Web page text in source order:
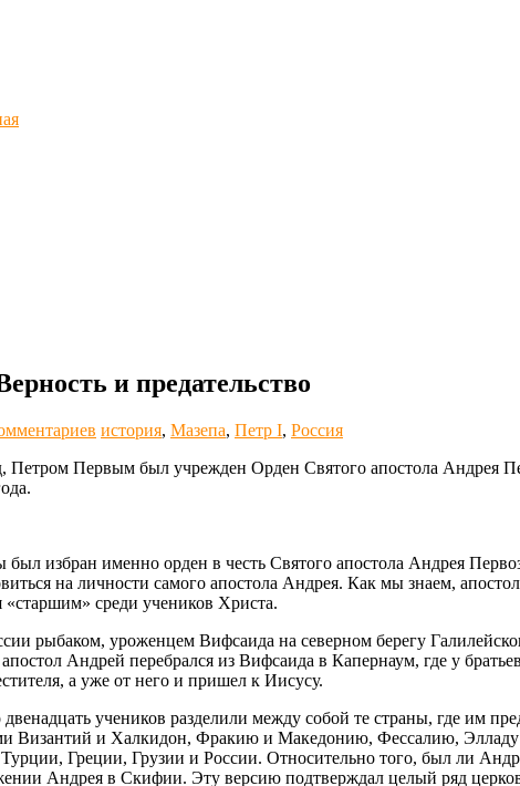
и предательство
история, Мазепа, Петр I, Россия
Петром Первым был учрежден Орден Святого апостола Андрея
избран именно орден в честь Святого апостола Андрея
на личности самого апостола Андрея. Как мы знаем,
«старшим» среди учеников Христа.
рыбаком, уроженцем Вифсаида на северном берегу
Андрей перебрался из Вифсаида в Капернаум, где у
а уже от него и пришел к Иисусу.
учеников разделили между собой те страны, где им
Византий и Халкидон, Фракию и Македонию, Фессалию,
Греции, Грузии и России. Относительно того, был ли
Андрея в Скифии. Эту версию подтверждал целый ряд